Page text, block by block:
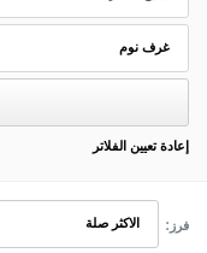
غرف نوم
إعادة تعيين الفلاتر
فرز: الاكثر صلة